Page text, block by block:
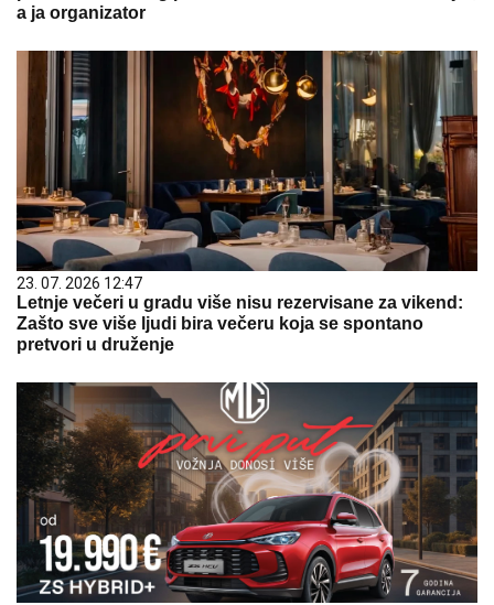
a ja organizator
23. 07. 2026 12:47
Letnje večeri u gradu više nisu rezervisane za vikend:
Zašto sve više ljudi bira večeru koja se spontano
pretvori u druženje